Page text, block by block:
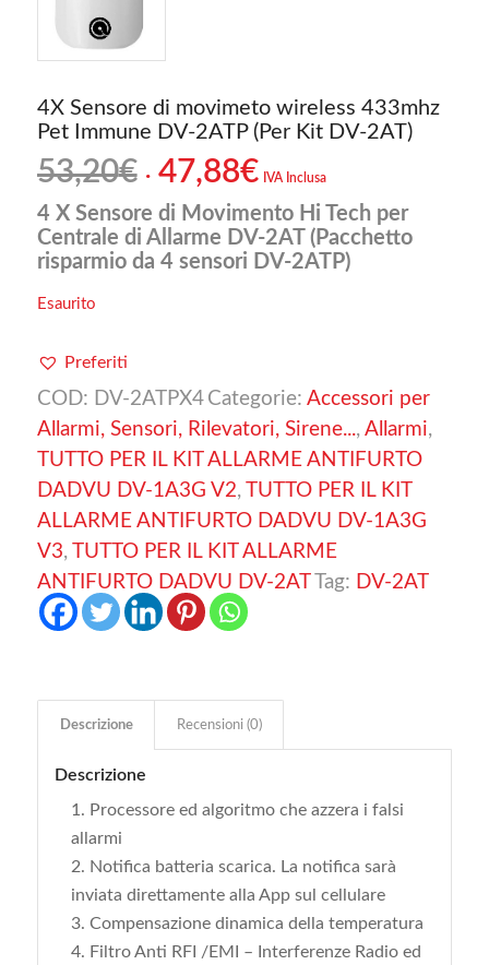
4X Sensore di movimeto wireless 433mhz
Pet Immune DV-2ATP (Per Kit DV-2AT)
53,20€ Il
prezzo
originale
era:
53,20€.
47,88€Il
prezzo
attuale
è:
47,88€.
IVA Inclusa
4 X Sensore di Movimento Hi Tech per
Centrale di Allarme DV-2AT (Pacchetto
risparmio da 4 sensori DV-2ATP)
Esaurito
Preferiti
COD: DV-2ATPX4 Categorie: Accessori per
Allarmi, Sensori, Rilevatori, Sirene..., Allarmi,
TUTTO PER IL KIT ALLARME ANTIFURTO
DADVU DV-1A3G V2, TUTTO PER IL KIT
ALLARME ANTIFURTO DADVU DV-1A3G
V3, TUTTO PER IL KIT ALLARME
ANTIFURTO DADVU DV-2ATTag: DV-2AT
Descrizione Recensioni (0)
Descrizione
Processore ed algoritmo che azzera i falsi
allarmi
Notifica batteria scarica. La notifica sarà
inviata direttamente alla App sul cellulare
Compensazione dinamica della temperatura
Filtro Anti RFI /EMI – Interferenze Radio ed